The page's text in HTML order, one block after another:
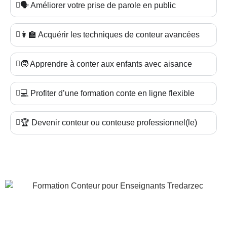
🗣️ Améliorer votre prise de parole en public
👩‍🏫 Acquérir les techniques de conteur avancées
🧒 Apprendre à conter aux enfants avec aisance
💻 Profiter d’une formation conte en ligne flexible
🏆 Devenir conteur ou conteuse professionnel(le)